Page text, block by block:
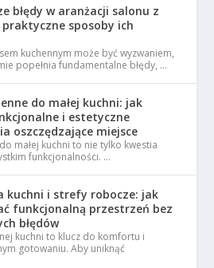
błędy w aranżacji salonu z
sposoby ich
kuchennym może być wyzwaniem,
popełnia fundamentalne błędy, …
do małej kuchni: jak
i estetyczne
oszczędzające miejsce
małej kuchni to nie tylko kwestia
funkcjonalności. …
kuchni i strefy robocze: jak
funkcjonalną przestrzeń bez
błędów
kuchni to klucz do komfortu i
gotowaniu. Aby uniknąć